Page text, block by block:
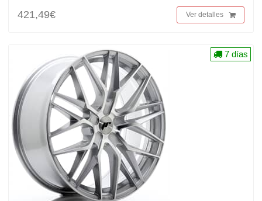
421,49€
Ver detalles
7 días